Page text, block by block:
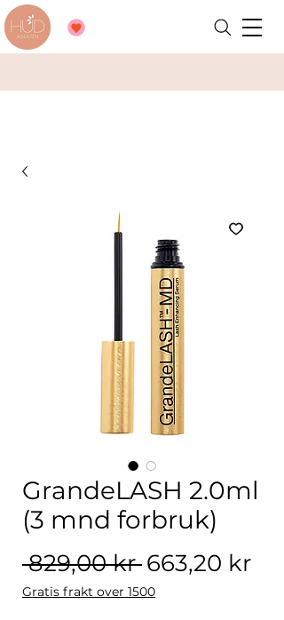
GrandeLASH 2.0ml
(3 mnd forbruk)
829,00 kr Vanlig pris
663,20 kr
Gratis frakt over 1500